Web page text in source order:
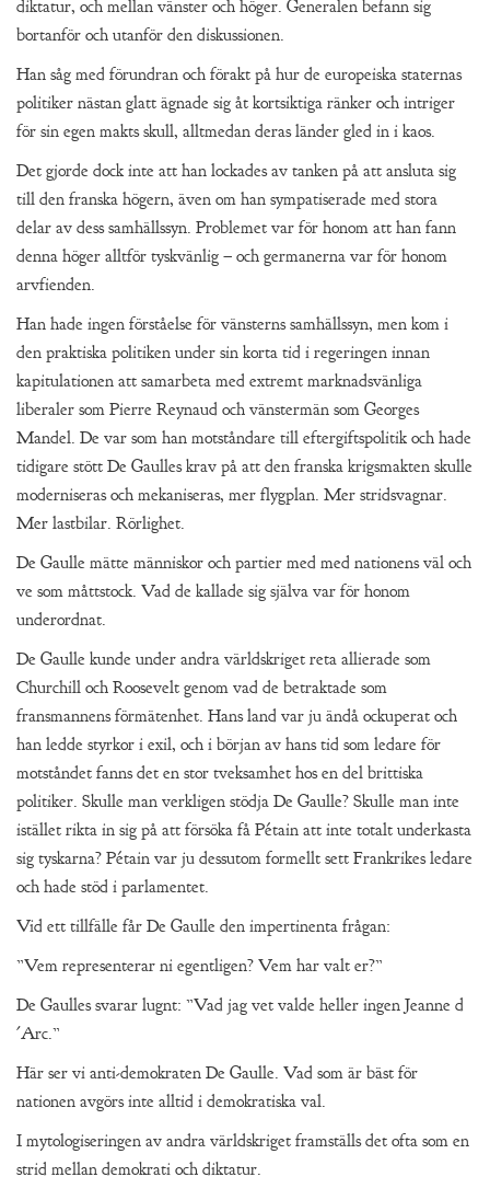
diktatur, och mellan vänster och höger. Generalen befann sig
bortanför och utanför den diskussionen.
Han såg med förundran och förakt på hur de europeiska staternas
politiker nästan glatt ägnade sig åt kortsiktiga ränker och intriger
för sin egen makts skull, alltmedan deras länder gled in i kaos.
Det gjorde dock inte att han lockades av tanken på att ansluta sig
till den franska högern, även om han sympatiserade med stora
delar av dess samhällssyn. Problemet var för honom att han fann
denna höger alltför tyskvänlig – och germanerna var för honom
arvfienden.
Han hade ingen förståelse för vänsterns samhällssyn, men kom i
den praktiska politiken under sin korta tid i regeringen innan
kapitulationen att samarbeta med extremt marknadsvänliga
liberaler som Pierre Reynaud och vänstermän som Georges
Mandel. De var som han motståndare till eftergiftspolitik och hade
tidigare stött De Gaulles krav på att den franska krigsmakten skulle
moderniseras och mekaniseras, mer flygplan. Mer stridsvagnar.
Mer lastbilar. Rörlighet.
De Gaulle mätte människor och partier med med nationens väl och
ve som måttstock. Vad de kallade sig själva var för honom
underordnat.
De Gaulle kunde under andra världskriget reta allierade som
Churchill och Roosevelt genom vad de betraktade som
fransmannens förmätenhet. Hans land var ju ändå ockuperat och
han ledde styrkor i exil, och i början av hans tid som ledare för
motståndet fanns det en stor tveksamhet hos en del brittiska
politiker. Skulle man verkligen stödja De Gaulle? Skulle man inte
istället rikta in sig på att försöka få Pétain att inte totalt underkasta
sig tyskarna? Pétain var ju dessutom formellt sett Frankrikes ledare
och hade stöd i parlamentet.
Vid ett tillfälle får De Gaulle den impertinenta frågan:
”Vem representerar ni egentligen? Vem har valt er?”
De Gaulles svarar lugnt: ”Vad jag vet valde heller ingen Jeanne d
´Arc.”
Här ser vi anti-demokraten De Gaulle. Vad som är bäst för
nationen avgörs inte alltid i demokratiska val.
I mytologiseringen av andra världskriget framställs det ofta som en
strid mellan demokrati och diktatur.